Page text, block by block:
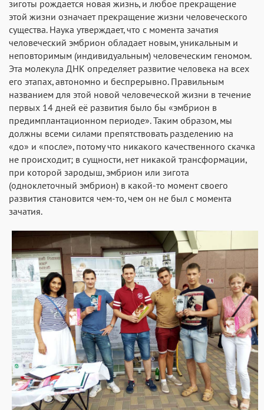
зиготы рождается новая жизнь, и любое прекращение
этой жизни означает прекращение жизни человеческого
существа. Наука утверждает, что с момента зачатия
человеческий эмбрион обладает новым, уникальным и
неповторимым (индивидуальным) человеческим геномом.
Эта молекула ДНК определяет развитие человека на всех
его этапах, автономно и беспрерывно. Правильным
названием для этой новой человеческой жизни в течение
первых 14 дней её развития было бы «эмбрион в
предимплантационном периоде». Таким образом, мы
должны всеми силами препятствовать разделению на
«до» и «после», потому что никакого качественного скачка
не происходит; в сущности, нет никакой трансформации,
при которой зародыш, эмбрион или зигота
(одноклеточный эмбрион) в какой-то момент своего
развития становится чем-то, чем он не был с момента
зачатия.